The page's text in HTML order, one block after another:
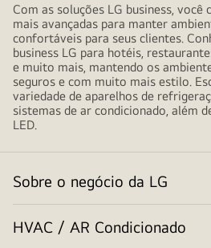
Com as soluções LG business,
mais avançadas para manter
confortáveis para seus clientes.
business LG para hotéis,
e muito mais, mantendo os
seguros e com muito mais estilo.
variedade de aparelhos de
sistemas de ar condicionado, além
LED.
Sobre o negócio da LG
HVAC / AR Condicionado